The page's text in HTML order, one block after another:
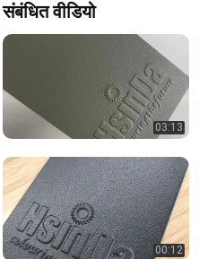
संबंधित वीडियो
03:13
00:12